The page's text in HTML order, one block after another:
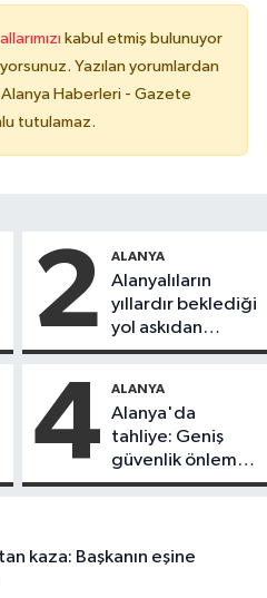
kabul etmiş bulunuyor
Yazılan yorumlardan
Haberleri - Gazete
tutulamaz.
2 ALANYA
Alanyalıların
yıllardır beklediği
yol askıdan
döndü
4 ALANYA
Alanya'da
tahliye: Geniş
güvenlik önlemi
alındı
kaza: Başkanın eşine